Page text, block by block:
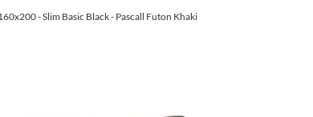
- Slim Basic Black - Pascall Futon Khaki